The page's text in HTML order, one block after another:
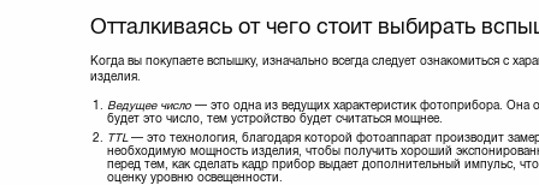
Отталкиваясь от чего стоит выбирать
Когда вы покупаете вспышку, изначально всегда следует ознакомиться с
изделия.
Ведущее число— это одна из ведущих характеристик фотоприбора. Она
будет это число, тем устройство будет считаться мощнее.
TTL — это технология, благодаря которой фотоаппарат производит
необходимую мощность изделия, чтобы получить хороший
перед тем, как сделать кадр прибор выдает дополнительный импульс,
оценку уровню освещенности.